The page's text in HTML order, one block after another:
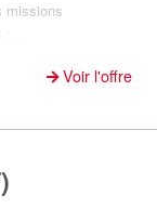
missions
Voir l'offre